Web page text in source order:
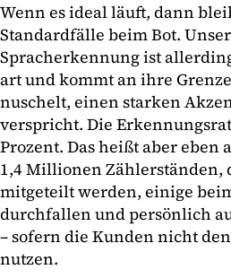
Wenn es ideal läuft, dann
Standardfälle beim Bot.
Spracherkennung ist
art und kommt an ihre
nuschelt, einen starken
verspricht. Die
Prozent. Das heißt aber eben
1,4 Millionen Zählerständen,
mitgeteilt werden, einige
durchfallen und persönlich
– sofern die Kunden nicht
nutzen.